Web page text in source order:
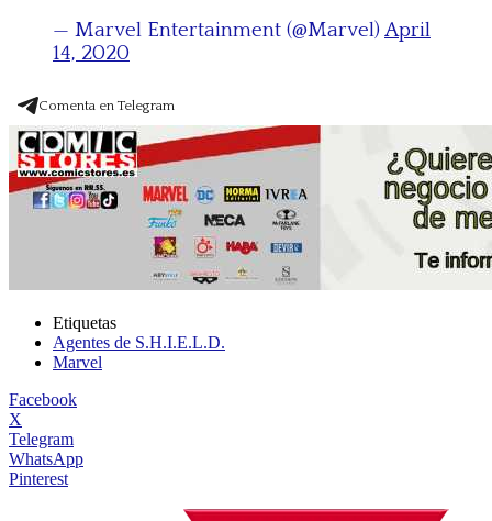
— Marvel Entertainment (@Marvel) April
14, 2020
Comenta en Telegram
Etiquetas
Agentes de S.H.I.E.L.D.
Marvel
Facebook
X
Telegram
WhatsApp
Pinterest